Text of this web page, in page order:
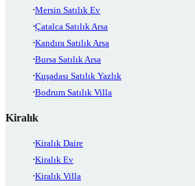
Mersin Satılık Ev
Çatalca Satılık Arsa
Kandıra Satılık Arsa
Bursa Satılık Arsa
Kuşadası Satılık Yazlık
Bodrum Satılık Villa
Kiralık
Kiralık Daire
Kiralık Ev
Kiralık Villa